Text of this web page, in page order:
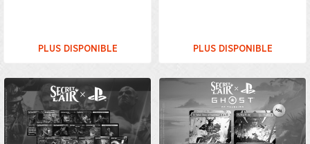
PLUS DISPONIBLE PLUS DISPONIBLE